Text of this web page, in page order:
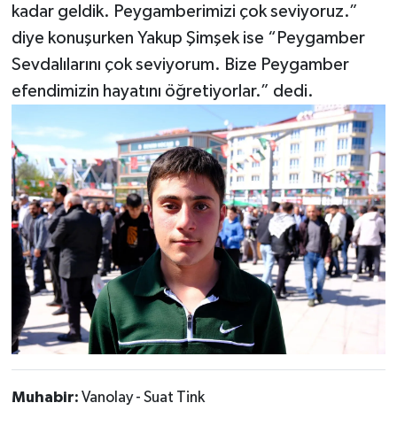
kadar geldik. Peygamberimizi çok seviyoruz.”
diye konuşurken Yakup Şimşek ise “Peygamber
Sevdalılarını çok seviyorum. Bize Peygamber
efendimizin hayatını öğretiyorlar.” dedi.
Muhabir: Vanolay - Suat Tink